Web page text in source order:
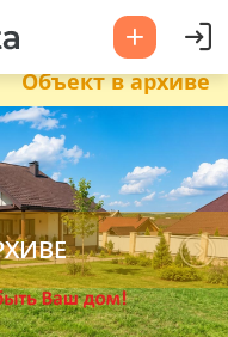
Объект в архиве